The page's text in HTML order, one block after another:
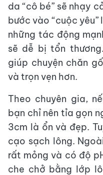
da “cô bé” sẽ nhạy
bước vào “cuộc
những tác động
sẽ dễ bị tổn
giúp chuyện chăn
và trọn vẹn hơn.
Theo chuyên gia,
bạn chỉ nên tỉa gọn
3cm là ổn và đẹp.
cạo sạch lông.
rất mỏng và có độ
che chở bằng lớp